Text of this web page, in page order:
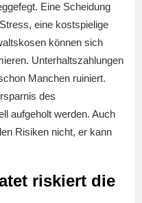
Eine Scheidung
eine kostspielige
können sich
Unterhaltszahlungen
Manchen ruiniert.
des
aufgeholt werden. Auch
Risiken nicht, er kann
riskiert die